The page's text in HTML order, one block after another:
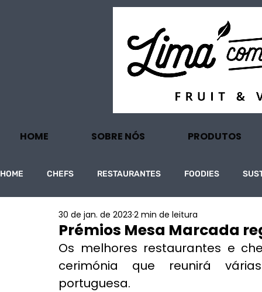
HOME SOBRE NÓS PRODUTOS
HOME CHEFS RESTAURANTES FOODIES
PROJECTOS TURISMO ECONOMIA
Prémios Mesa Marcada
30 de jan. de 2023 2 min de leitura
Os melhores restaurantes e
cerimónia que reunirá
portuguesa.